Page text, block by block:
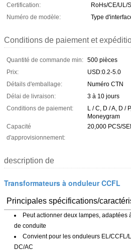
Certification:
RoHs/CE/UL/
Numéro de modèle:
Type
Conditions de paiement et
Quantité de commande min: 500 pièces
Prix:
USD:0.2-5.0
Détails d'emballage:
Numéro CTN
Délai de livraison:
3 à 10 jours
Conditions de paiement:
L / C, D / A, D /
Moneygram
Capacité
d'approvisionnement:
20,000 PCS/
description de
Transformateurs à onduleur CCFL
Principales spécifications/
Peut actionner deux lampes, adaptées
de conduite
Convient pour les onduleurs EL/CCFL/
DC/AC